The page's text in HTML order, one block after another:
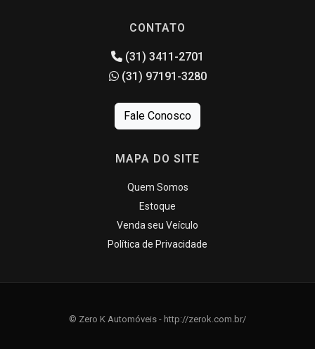
CONTATO
(31) 3411-2701
(31) 97191-3280
Fale Conosco
MAPA DO SITE
Quem Somos
Estoque
Venda seu Veículo
Política de Privacidade
© Zero K Automóveis - http://zerok.com.br/